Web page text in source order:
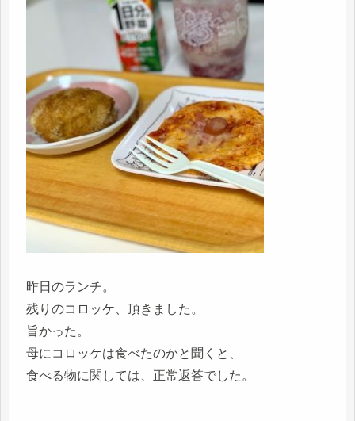
昨日のランチ。
残りのコロッケ、頂きました。
旨かった。
母にコロッケは食べたのかと聞くと、
食べる物に関しては、正常返答でした。